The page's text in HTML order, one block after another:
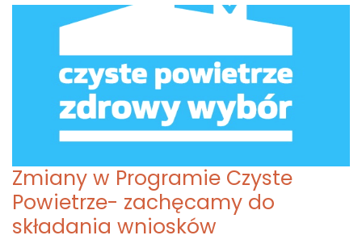
Zmiany w Programie Czyste
Powietrze- zachęcamy do
składania wniosków